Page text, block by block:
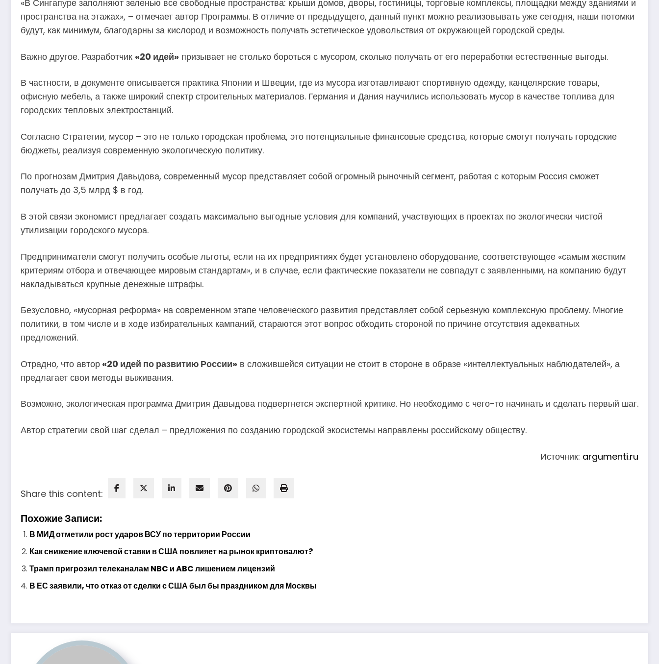
«В Сингапуре заполняют зеленью все свободные пространства: крыши домов, дворы, гостиницы, торговые комплексы, площадки между зданиями и
пространства на этажах», – отмечает автор Программы. В отличие от предыдущего, данный пункт можно реализовывать уже сегодня, наши потомки
будут, как минимум, благодарны за кислород и возможность получать эстетическое удовольствия от окружающей городской среды.
Важно другое. Разработчик «20 идей» призывает не столько бороться с мусором, сколько получать от его переработки естественные выгоды.
В частности, в документе описывается практика Японии и Швеции, где из мусора изготавливают спортивную одежду, канцелярские товары,
офисную мебель, а также широкий спектр строительных материалов. Германия и Дания научились использовать мусор в качестве топлива для
городских тепловых электростанций.
Согласно Стратегии, мусор – это не только городская проблема, это потенциальные финансовые средства, которые смогут получать городские
бюджеты, реализуя современную экологическую политику.
По прогнозам Дмитрия Давыдова, современный мусор представляет собой огромный рыночный сегмент, работая с которым Россия сможет
получать до 3,5 млрд $ в год.
В этой связи экономист предлагает создать максимально выгодные условия для компаний, участвующих в проектах по экологически чистой
утилизации городского мусора.
Предприниматели смогут получить особые льготы, если на их предприятиях будет установлено оборудование, соответствующее «самым жестким
критериям отбора и отвечающее мировым стандартам», и в случае, если фактические показатели не совпадут с заявленными, на компанию будут
накладываться крупные денежные штрафы.
Безусловно, «мусорная реформа» на современном этапе человеческого развития представляет собой серьезную комплексную проблему. Многие
политики, в том числе и в ходе избирательных кампаний, стараются этот вопрос обходить стороной по причине отсутствия адекватных
предложений.
Отрадно, что автор «20 идей по развитию России» в сложившейся ситуации не стоит в стороне в образе «интеллектуальных наблюдателей», а
предлагает свои методы выживания.
Возможно, экологическая программа Дмитрия Давыдова подвергнется экспертной критике. Но необходимо с чего-то начинать и сделать первый шаг.
Автор стратегии свой шаг сделал – предложения по созданию городской экосистемы направлены российскому обществу.
Источник: argumenti.ru
Share this content:
Похожие Записи:
В МИД отметили рост ударов ВСУ по территории России
Как снижение ключевой ставки в США повлияет на рынок криптовалют?
Трамп пригрозил телеканалам NBC и ABC лишением лицензий
В ЕС заявили, что отказ от сделки с США был бы праздником для Москвы